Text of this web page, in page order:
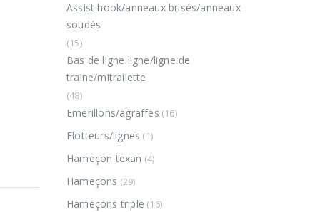
Assist hook/anneaux brisés/anneaux
soudés
(15)
Bas de ligne ligne/ligne de
traine/mitrailette
(48)
Emerillons/agraffes (16)
Flotteurs/lignes (1)
Hameçon texan (4)
Hameçons (29)
Hameçons triple (16)